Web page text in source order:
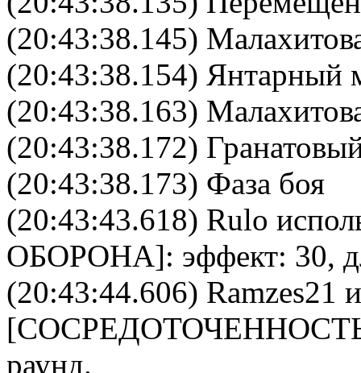
(20:43:38.145)
(20:43:38.154) Янтарный
(20:43:38.163)
(20:43:38.172)
(20:43:38.173) Фаза боя
(20:43:43.618) Rulo
ОБОРОНА]: эффект: 30,
(20:43:44.606) Ramzes21
[
раунд.